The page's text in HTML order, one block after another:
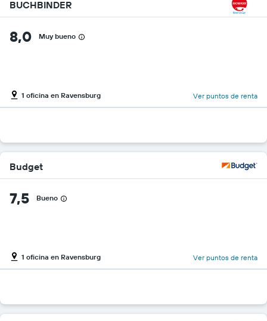
BUCHBINDER
8,0 Muy bueno
1 oficina en Ravensburg Ver puntos de renta
Budget
7,5 Bueno
1 oficina en Ravensburg Ver puntos de renta